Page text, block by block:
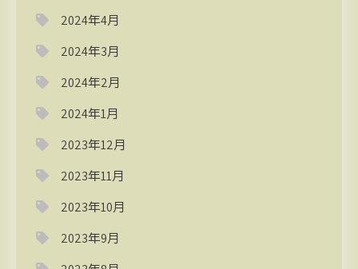
2024年4月
2024年3月
2024年2月
2024年1月
2023年12月
2023年11月
2023年10月
2023年9月